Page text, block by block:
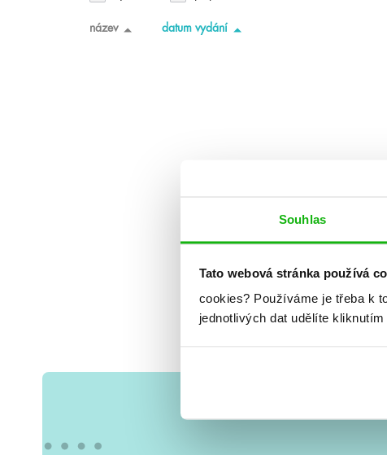
Souhlas
Tato webová stránka používá
cookies? Používáme je třeba k
jednotlivých dat udělíte
název datum vydání